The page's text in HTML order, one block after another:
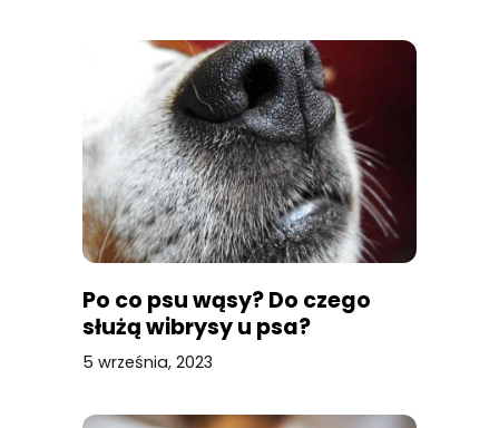
Po co psu wąsy? Do czego
służą wibrysy u psa?
5 września, 2023